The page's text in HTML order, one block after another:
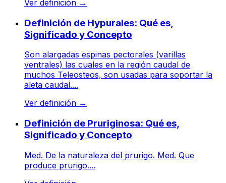
Ver definición →
Definición de Hypurales: Qué es,
Significado y Concepto
Son alargadas espinas pectorales (varillas
ventrales) las cuales en la región caudal de
muchos Teleosteos, son usadas para soportar la
aleta caudal....
Ver definición →
Definición de Pruriginosa: Qué es,
Significado y Concepto
Med. De la naturaleza del prurigo. Med. Que
produce prurigo....